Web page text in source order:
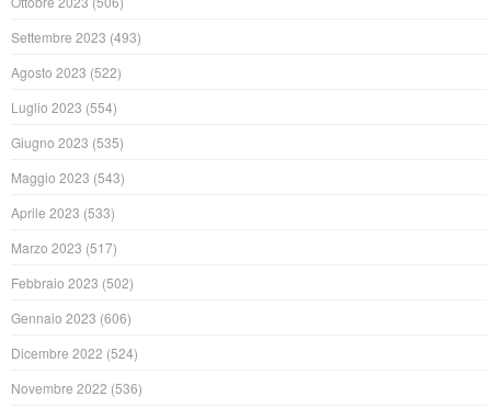
Settembre 2023 (493)
Agosto 2023 (522)
Luglio 2023 (554)
Giugno 2023 (535)
Maggio 2023 (543)
Aprile 2023 (533)
Marzo 2023 (517)
Febbraio 2023 (502)
Gennaio 2023 (606)
Dicembre 2022 (524)
Novembre 2022 (536)